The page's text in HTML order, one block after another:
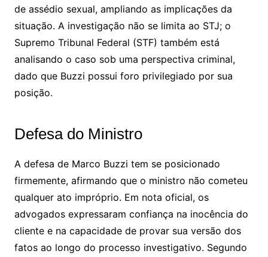
de assédio sexual, ampliando as implicações da
situação. A investigação não se limita ao STJ; o
Supremo Tribunal Federal (STF) também está
analisando o caso sob uma perspectiva criminal,
dado que Buzzi possui foro privilegiado por sua
posição.
Defesa do Ministro
A defesa de Marco Buzzi tem se posicionado
firmemente, afirmando que o ministro não cometeu
qualquer ato impróprio. Em nota oficial, os
advogados expressaram confiança na inocência do
cliente e na capacidade de provar sua versão dos
fatos ao longo do processo investigativo. Segundo